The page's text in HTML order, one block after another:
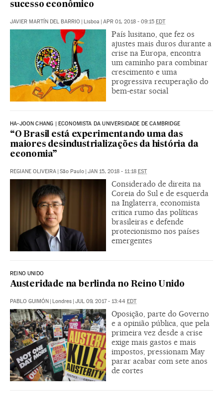
sucesso econômico
JAVIER MARTÍN DEL BARRIO Lisboa APR 01, 2018 - 09:15 EDT
País lusitano, que fez os
ajustes mais duros durante a
crise na Europa, encontra
um caminho para combinar
crescimento e uma
progressiva recuperação do
bem-estar social
HA-JOON CHANG | ECONOMISTA DA UNIVERSIDADE DE CAMBRIDGE
“O Brasil está experimentando uma das
maiores desindustrializações da história da
economia”
REGIANE OLIVEIRA São Paulo JAN 15, 2018 - 11:18 EST
Considerado de direita na
Coreia do Sul e de esquerda
na Inglaterra, economista
critica rumo das políticas
brasileiras e defende
protecionismo nos países
emergentes
REINO UNIDO
Austeridade na berlinda no Reino Unido
PABLO GUIMÓN | Londres | JUL 09, 2017 - 13:44 EDT
Oposição, parte do Governo
e a opinião pública, que pela
primeira vez desde a crise
exige mais gastos e mais
impostos, pressionam May
parar acabar com sete anos
de cortes